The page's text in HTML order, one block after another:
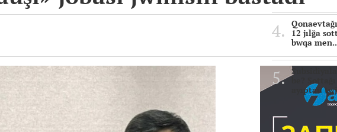
12 jılğa
bwqa men..
ayıptau